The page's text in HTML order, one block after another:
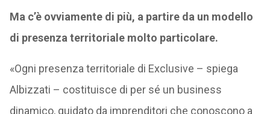
Ma c’è ovviamente di più, a partire da un modello
di presenza territoriale molto particolare.
«Ogni presenza territoriale di Exclusive – spiega
Albizzati – costituisce di per sé un business
dinamico, guidato da imprenditori che conoscono a